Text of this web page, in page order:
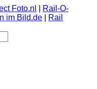
Foto.nl
Rail-O-
im Bild.de
Rail